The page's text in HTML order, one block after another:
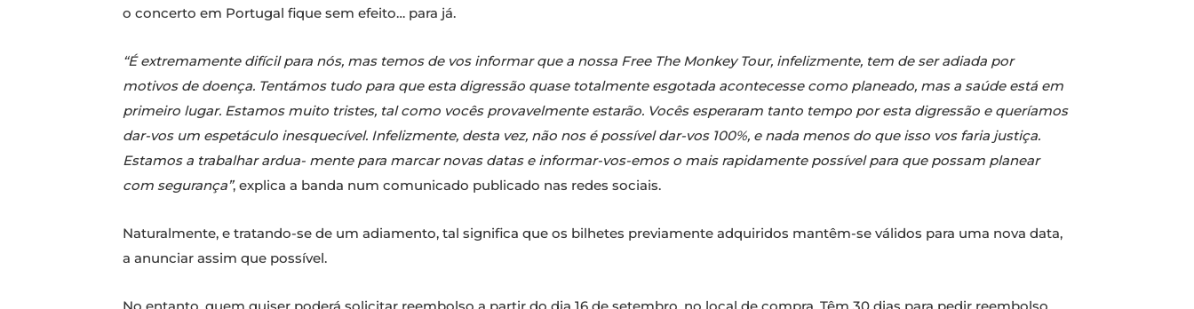
o concerto em Portugal fique sem efeito… para já.
“É extremamente difícil para nós, mas temos de vos informar que a nossa Free The Monkey Tour, infelizmente, tem de ser adiada por
motivos de doença. Tentámos tudo para que esta digressão quase totalmente esgotada acontecesse como planeado, mas a saúde está em
primeiro lugar. Estamos muito tristes, tal como vocês provavelmente estarão. Vocês esperaram tanto tempo por esta digressão e queríamos
dar-vos um espetáculo inesquecível. Infelizmente, desta vez, não nos é possível dar-vos 100%, e nada menos do que isso vos faria justiça.
Estamos a trabalhar ardua- mente para marcar novas datas e informar-vos-emos o mais rapidamente possível para que possam planear
com segurança”, explica a banda num comunicado publicado nas redes sociais.
Naturalmente, e tratando-se de um adiamento, tal significa que os bilhetes previamente adquiridos mantêm-se válidos para uma nova data,
a anunciar assim que possível.